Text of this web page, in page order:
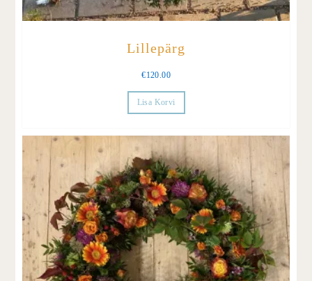
Lillepärg
€120.00
Lisa Korvi